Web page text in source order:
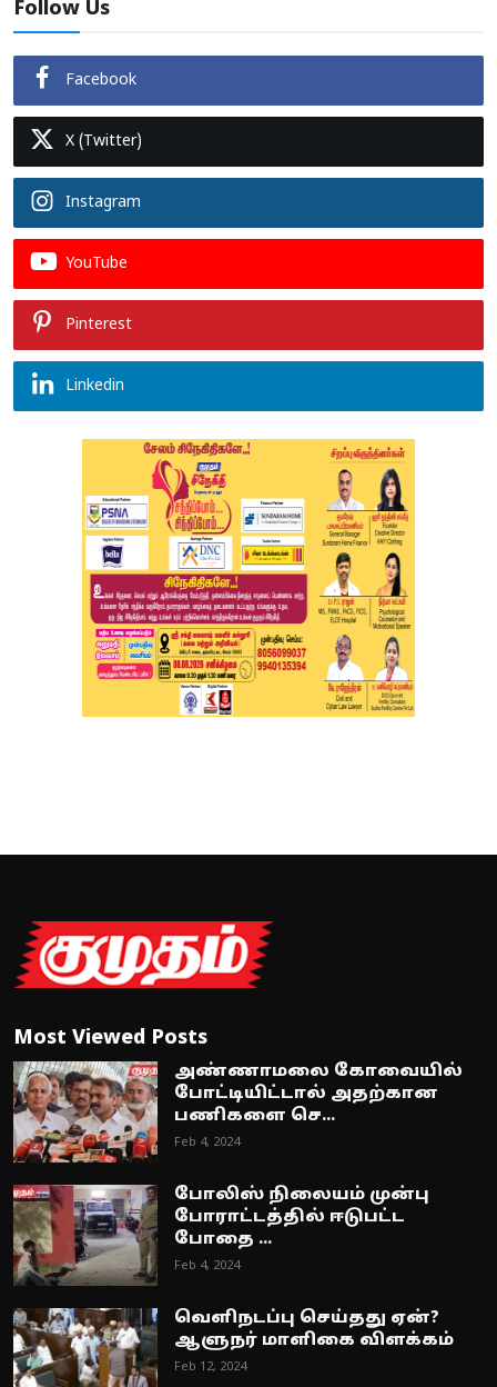
Follow Us
Facebook
X (Twitter)
Instagram
YouTube
Pinterest
Linkedin
Most Viewed Posts
அண்ணாமலை கோவையில்
போட்டியிட்டால் அதற்கான
பணிகளை செ...
Feb 4, 2024
போலிஸ் நிலையம் முன்பு
போராட்டத்தில் ஈடுபட்ட
போதை ...
Feb 4, 2024
வெளிநடப்பு செய்தது ஏன்?
ஆளுநர் மாளிகை விளக்கம்
Feb 12, 2024